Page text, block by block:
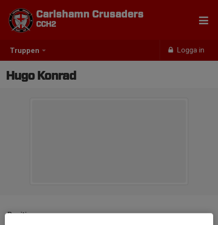
Truppen Logga in
Carlshamn Crusaders
CCH2
Hugo Konrad
Position
-